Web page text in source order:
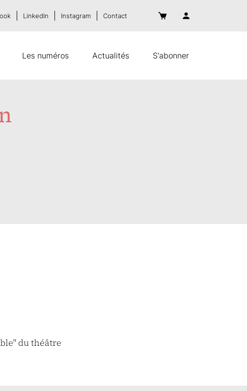
Les numéros Actualités S'abonner
LinkedIn Instagram Contact
du théâtre